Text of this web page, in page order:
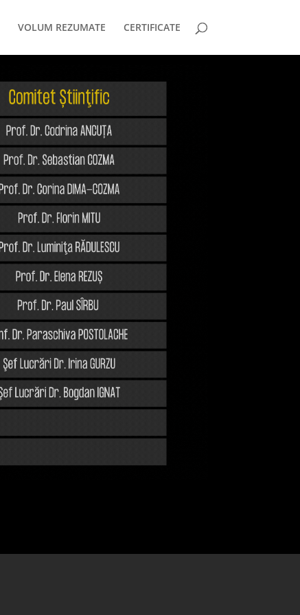
VOLUM REZUMATE CERTIFICATE